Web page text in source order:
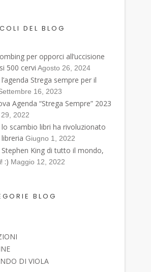
era:
è:DEL BLOG
per opporci all’uccisione
500 cervi Agosto 26, 2024
Strega sempre per il
16, 2023
Agenda “Strega Sempre” 2023
2022
lo scambio libri ha rivoluzionato
Giugno 1, 2022
Stephen King di tutto il mondo,
:) Maggio 12, 2022
BLOG
DI VIOLA